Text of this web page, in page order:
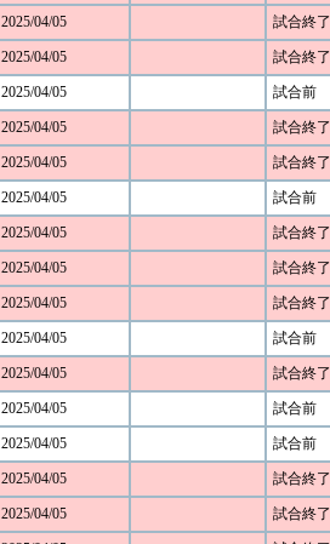
2025/04/05 試合終了
2025/04/05 試合終了
2025/04/05 試合前
2025/04/05 試合終了
2025/04/05 試合終了
2025/04/05 試合前
2025/04/05 試合終了
2025/04/05 試合終了
2025/04/05 試合終了
2025/04/05 試合前
2025/04/05 試合終了
2025/04/05 試合前
2025/04/05 試合前
2025/04/05 試合終了
2025/04/05 試合終了